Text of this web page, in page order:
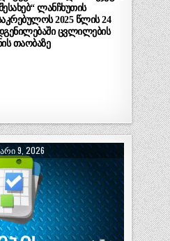
ლანჩხუთის
2025 წლის 24
ცვლილების
თაობაზე
9, 2026